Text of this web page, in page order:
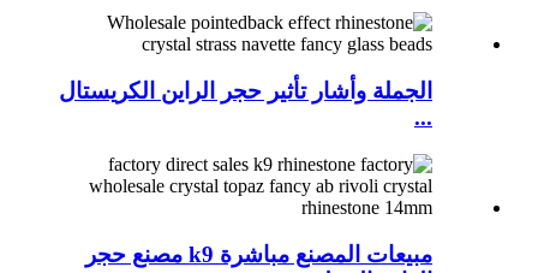
الجملة وأشار تأثير حجر الراين الكريستال
...
مبيعات المصنع مباشرة k9 مصنع حجر